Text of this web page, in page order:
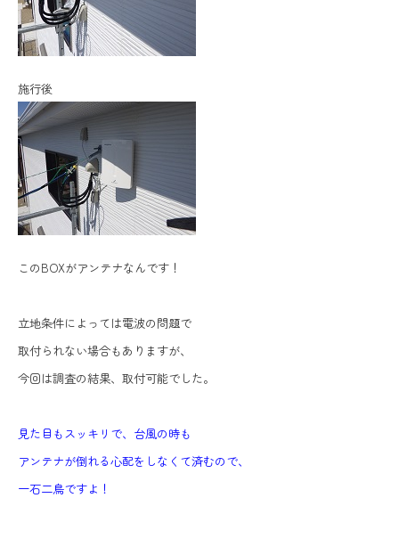
施行後
このBOXがアンテナなんです！
立地条件によっては電波の問題で
取付られない場合もありますが、
今回は調査の結果、取付可能でした。
見た目もスッキリで、台風の時も
アンテナが倒れる心配をしなくて済むので、
一石二鳥ですよ！